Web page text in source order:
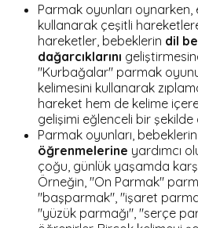
Parmak oyunları oynarken,
kullanarak çeşitli
hareketler, bebeklerin dil
dağarcıklarını
"Kurbağalar" parmak
kelimesini kullanarak
hareket hem de kelime
gelişimi eğlenceli bir şekilde
Parmak oyunları, bebeklerin
öğrenmelerine yardımcı
çoğu, günlük yaşamda
Örneğin, "On Parmak"
"başparmak", "işaret
"yüzük parmağı", "serçe